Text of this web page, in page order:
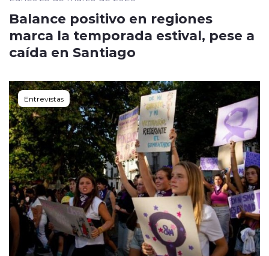
Balance positivo en regiones
marca la temporada estival, pese a
caída en Santiago
Entrevistas